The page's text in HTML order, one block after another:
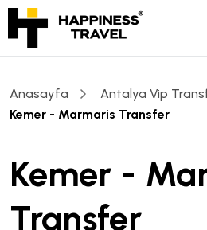
Anasayfa
Antalya Vip
Kemer - Marmaris Transfer
Kemer -
Transfer